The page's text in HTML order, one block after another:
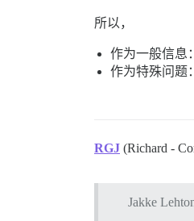
所以，
作为一般信息
作为特殊问题
RGJ (Richard -
Jakke